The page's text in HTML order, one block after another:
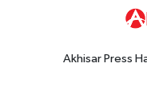
Akhisar Press